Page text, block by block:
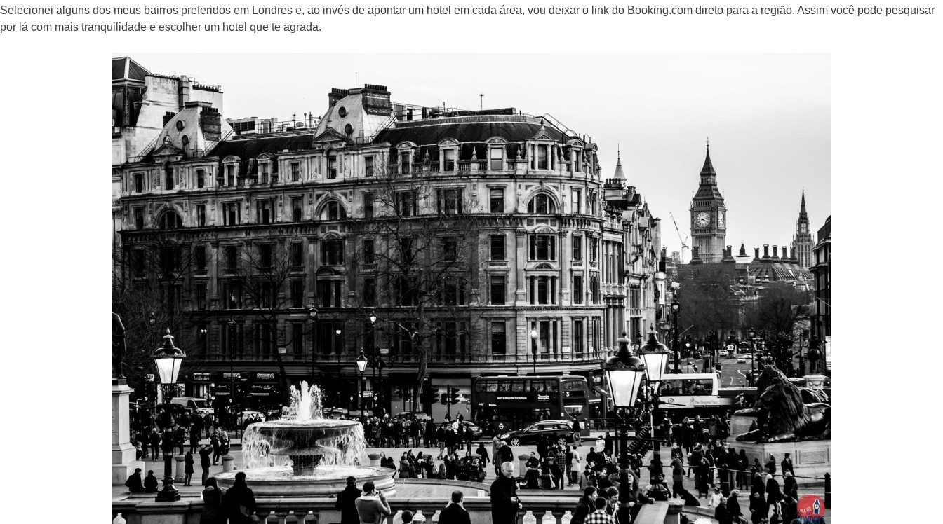
Selecionei alguns dos meus bairros preferidos em Londres e, ao invés de apontar um hotel em cada área, vou deixar o link do Booking.com direto para a região. Assim você pode pesquisar
por lá com mais tranquilidade e escolher um hotel que te agrada.